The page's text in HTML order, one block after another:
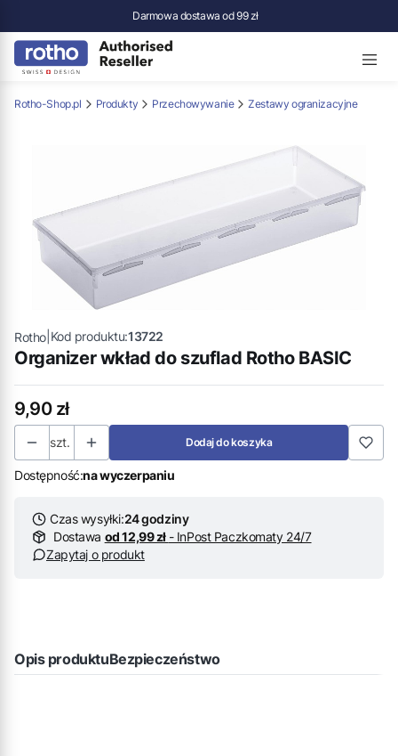
Darmowa dostawa od 99 zł
Rotho-Shop.pl Produkty Przechowywanie Zestawy ogranizacyjne
Rotho| Kod produktu:13722
Organizer wkład do szuflad Rotho BASIC
Cena
9,90 zł
szt. Dodaj do koszyka
Dostępność:na wyczerpaniu
Czas wysyłki:24 godziny
Dostawa od 12,99 zł - InPost Paczkomaty 24/7
Zapytaj o produkt
Opis produktuBezpieczeństwo